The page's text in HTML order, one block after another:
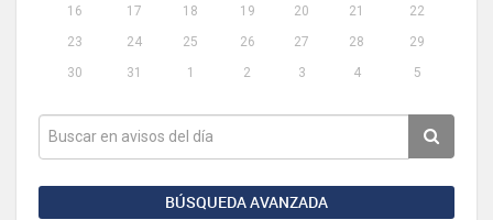
16
17 18 19 20 21
22
23
24 25 26 27 28
29
30
31 1 2 3 4 5
BÚSQUEDA AVANZADA